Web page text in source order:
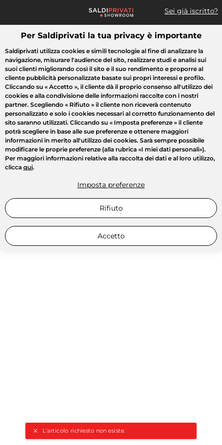
Sei già iscritto?
Cosa cerchi?
L'articolo richiesto non esiste.
Tutte le vendite Moda Casa Bellezza Elettrodomestici
Per Saldiprivati la tua privacy è importante
Saldiprivati utilizza cookies e simili tecnologie al fine di analizzare la
navigazione, misurare l'audience del sito, realizzare studi e analisi sui
suoi clienti migliorando così il sito e il suo rendimento e proporre al
cliente pubblicità personalizzate basate sui propri interessi e profilo.
Cliccando su « Accetto », il cliente dà il proprio consenso all'utilizzo dei
cookies e alla condivisione delle informazioni raccolte con i nostri
partner. Scegliendo « Rifiuto » il cliente non riceverà contenuto
personalizzato e solo i cookies necessari al corretto funzionamento del
sito saranno utilizzati. Cliccando su « Imposta preferenze » il cliente
potrà scegliere in base alle sue preferenze e ottenere maggiori
informazioni in merito all'utilizzo dei cookies. Sarà sempre possibile
modificare le proprie preferenze (alla rubrica «I miei dati personali»).
Per maggiori informazioni relative alla raccolta dei dati e al loro utilizzo,
clicca qui.
Imposta preferenze
Rifiuto
Accetto